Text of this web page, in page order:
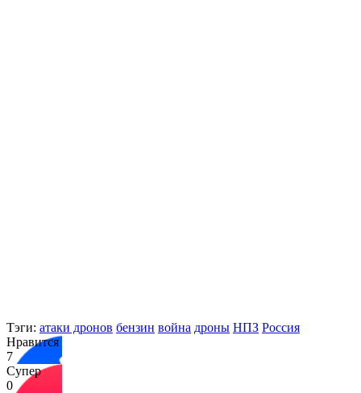
Тэги: атаки дронов бензин война дроны НПЗ Россия
Нравится
7
Супер
0